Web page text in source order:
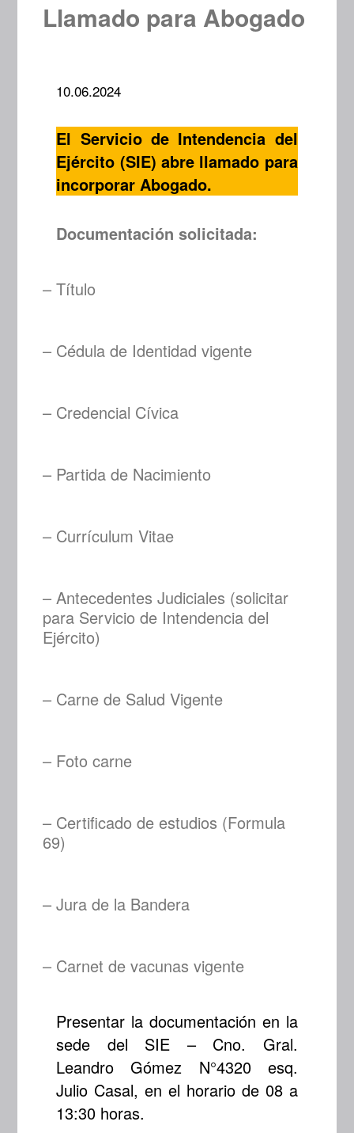
Llamado para Abogado
10.06.2024
El Servicio de Intendencia del
Ejército (SIE) abre llamado para
incorporar Abogado.
Documentación solicitada:
– Título
– Cédula de Identidad vigente
– Credencial Cívica
– Partida de Nacimiento
– Currículum Vitae
– Antecedentes Judiciales (solicitar
para Servicio de Intendencia del
Ejército)
– Carne de Salud Vigente
– Foto carne
– Certificado de estudios (Formula
69)
– Jura de la Bandera
– Carnet de vacunas vigente
Presentar la documentación en la
sede del SIE – Cno. Gral.
Leandro Gómez N°4320 esq.
Julio Casal, en el horario de 08 a
13:30 horas.